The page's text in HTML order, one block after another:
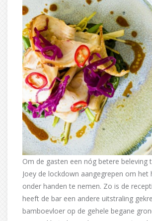
Om de gasten een nóg betere beleving
Joey de lockdown aangegrepen om het
onder handen te nemen. Zo is de
heeft de bar een andere uitstraling
bamboevloer op de gehele begane